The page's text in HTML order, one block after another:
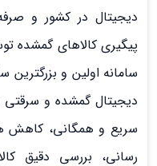
دیجیتال در کشور و
پیگیری کالاهای گمشده
سامانه اولین و بزرگترین
دیجیتال گمشده و
سریع و همگانی، کاهش
رسانی، بررسی دقیق